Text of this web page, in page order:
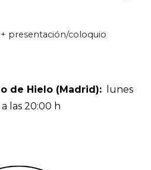
presentación/coloquio
de Hielo (Madrid):
lunes
a las20:00 h